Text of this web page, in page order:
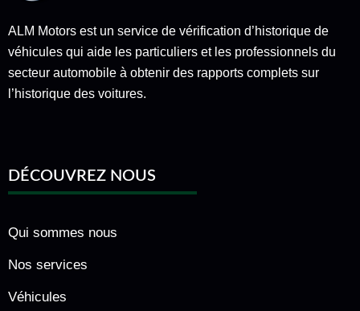
ALM Motors est un service de vérification d’historique de
véhicules qui aide les particuliers et les professionnels du
secteur automobile à obtenir des rapports complets sur
l’historique des voitures.
DÉCOUVREZ NOUS
Qui sommes nous
Nos services
Véhicules